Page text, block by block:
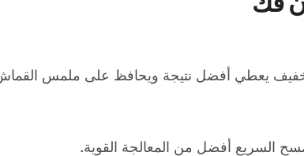
الخفيف يعطي أفضل نتيجة ويحافظ على ملمس
السريع أفضل من المعالجة القوية.